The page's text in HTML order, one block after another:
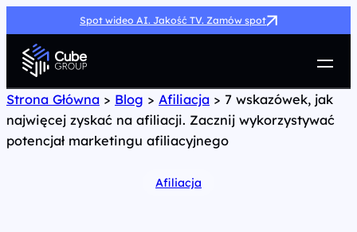
Spot wideo AI. Jakość TV. Zamów spot
Usługi
Jak możemy pomóc
Case Study
Strona Główna > Blog > Afiliacja > 7 wskazówek, jak
najwięcej zyskać na afiliacji. Zacznij wykorzystywać
potencjał marketingu afiliacyjnego
Afiliacja